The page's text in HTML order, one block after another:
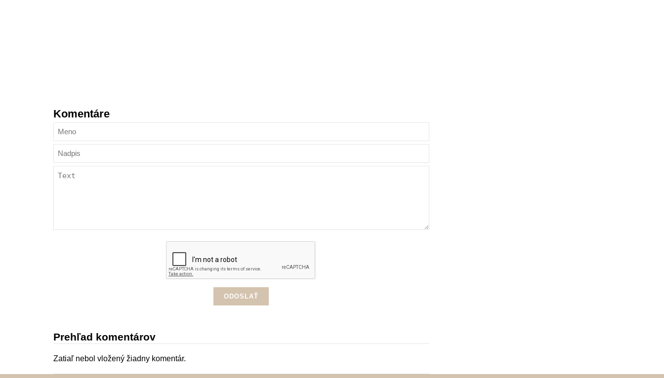
Komentáre
Prehľad komentárov
Zatiaľ nebol vložený žiadny komentár.